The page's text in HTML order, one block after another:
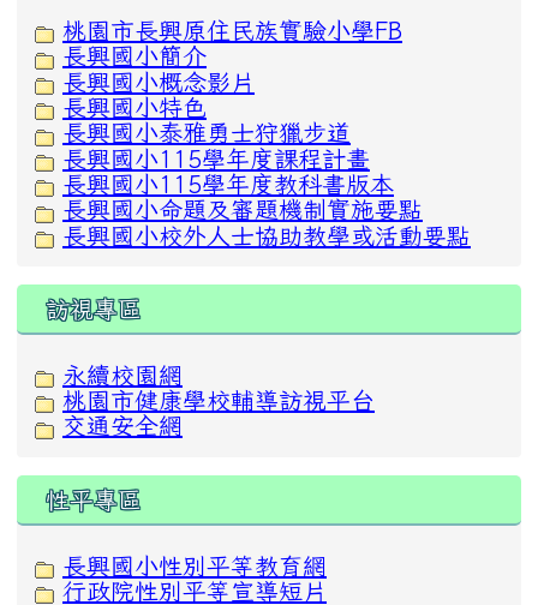
桃園市長興原住民族實驗小學FB
長興國小簡介
長興國小概念影片
長興國小特色
長興國小泰雅勇士狩獵步道
長興國小115學年度課程計畫
長興國小115學年度教科書版本
長興國小命題及審題機制實施要點
長興國小校外人士協助教學或活動要點
訪視專區
永續校園網
桃園市健康學校輔導訪視平台
交通安全網
性平專區
長興國小性別平等教育網
行政院性別平等宣導短片